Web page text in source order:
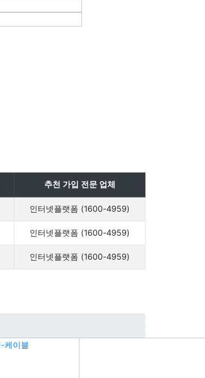
추천 가입 전문 업체
인터넷플랫폼 (1600-4959)
인터넷플랫폼 (1600-4959)
인터넷플랫폼 (1600-4959)